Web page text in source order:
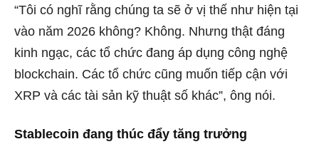
“Tôi có nghĩ rằng chúng ta sẽ ở vị thế như hiện tại
vào năm 2026 không? Không. Nhưng thật đáng
kinh ngạc, các tổ chức đang áp dụng công nghệ
blockchain. Các tổ chức cũng muốn tiếp cận với
XRP và các tài sản kỹ thuật số khác”, ông nói.
Stablecoin đang thúc đẩy tăng trưởng